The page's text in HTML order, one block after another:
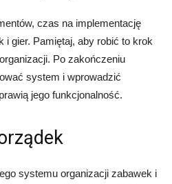
czas na implementację
i gier. Pamiętaj, aby robić to krok
Po zakończeniu
system i wprowadzić
jego funkcjonalność.
systemu organizacji zabawek i